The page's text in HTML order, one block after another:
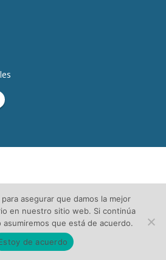
Reservados│Aviso Legal │Directorio de
asegurar que damos la mejor
en nuestro sitio web. Si continúa
que está de acuerdo.
de acuerdo